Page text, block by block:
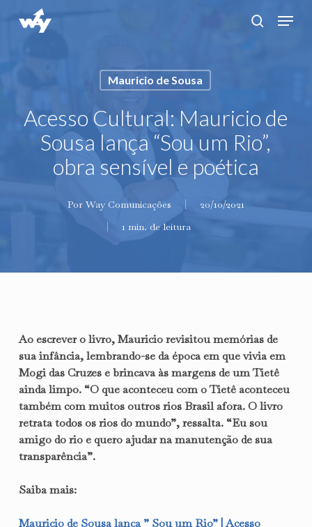
search
Menu
Mauricio de Sousa
Acesso Cultural: Mauricio de
Sousa lança “Sou um Rio”,
obra sensível e poética
Por Way Comunicações
20/10/2021
1 min. de leitura
Ao escrever o livro, Mauricio revisitou memórias de
sua infância, lembrando-se da época em que vivia em
Mogi das Cruzes e brincava às margens de um Tietê
ainda limpo. “O que aconteceu com o Tietê aconteceu
também com muitos outros rios Brasil afora. O livro
retrata todos os rios do mundo”, ressalta. “Eu sou
amigo do rio e quero ajudar na manutenção de sua
transparência”.
Saiba mais:
Mauricio de Sousa lança ” Sou um Rio” | Acesso